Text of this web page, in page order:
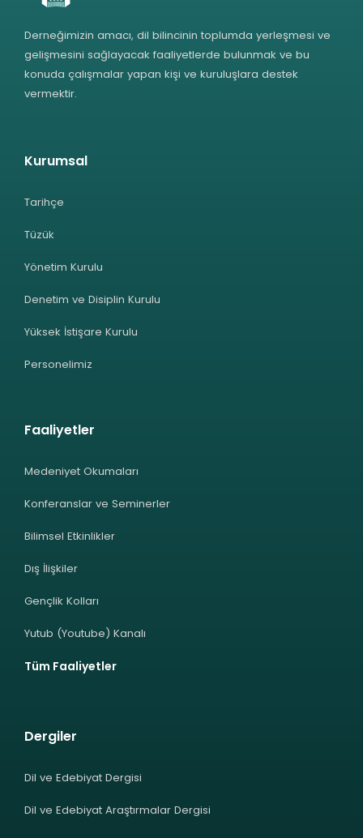
Derneğimizin amacı, dil bilincinin toplumda yerleşmesi ve
gelişmesini sağlayacak faaliyetlerde bulunmak ve bu
konuda çalışmalar yapan kişi ve kuruluşlara destek
vermektir.
Kurumsal
Tarihçe
Tüzük
Yönetim Kurulu
Denetim ve Disiplin Kurulu
Yüksek İstişare Kurulu
Personelimiz
Faaliyetler
Medeniyet Okumaları
Konferanslar ve Seminerler
Bilimsel Etkinlikler
Dış İlişkiler
Gençlik Kolları
Yutub (Youtube) Kanalı
Tüm Faaliyetler
Dergiler
Dil ve Edebiyat Dergisi
Dil ve Edebiyat Araştırmalar Dergisi